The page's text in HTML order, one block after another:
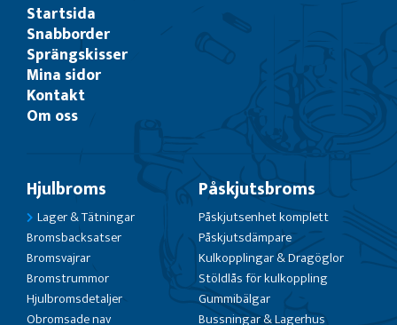
Startsida
Snabborder
Sprängskisser
Mina sidor
Kontakt
Om oss
Hjulbroms
Lager & Tätningar
Bromsbacksatser
Bromsvajrar
Bromstrummor
Hjulbromsdetaljer
Obromsade nav
Påskjutsbroms
Påskjutsenhet komplett
Påskjutsdämpare
Kulkopplingar & Dragöglor
Stöldlås för kulkoppling
Gummibälgar
Bussningar & Lagerhus